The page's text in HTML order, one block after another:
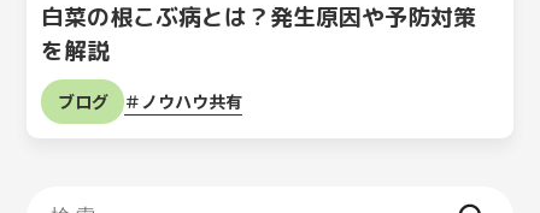
白菜の根こぶ病とは？発生原因や予防対策
を解説
ブログ ノウハウ共有